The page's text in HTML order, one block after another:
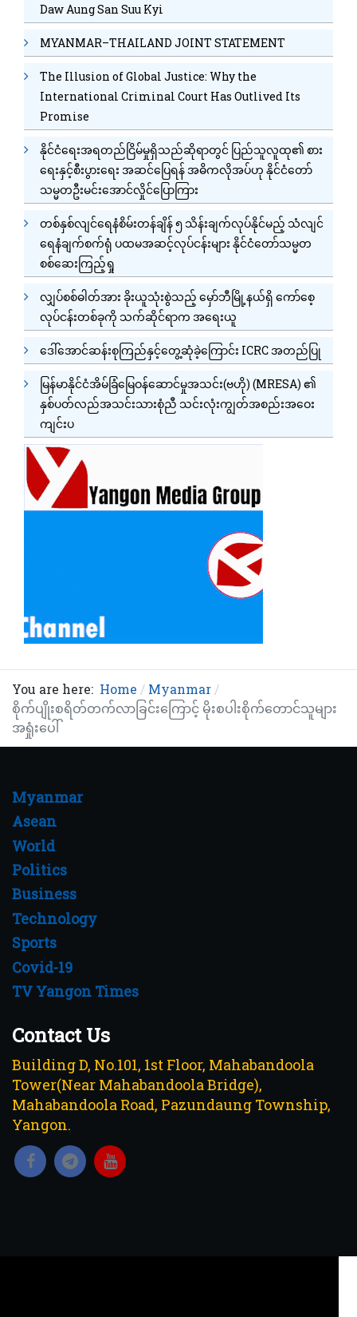
Daw Aung San Suu Kyi
MYANMAR–THAILAND JOINT STATEMENT
The Illusion of Global Justice: Why the
International Criminal Court Has Outlived Its
Promise
နိုင်ငံရေးအရတည်ငြိမ်မှုရှိသည်ဆိုရာတွင် ပြည်သူလူထု၏ စား
ရေးနှင့်စီးပွားရေး အဆင်ပြေရန် အဓိကလိုအပ်ဟု နိုင်ငံတော်
သမ္မတဦးမင်းအောင်လှိုင်ပြောကြား
တစ်နှစ်လျင်ရေနံစိမ်းတန်ချိန် ၅ သိန်းချက်လုပ်နိုင်မည့် သံလျင်
ရေနံချက်စက်ရုံ ပထမအဆင့်လုပ်ငန်းများ နိုင်ငံတော်သမ္မတ
စစ်ဆေးကြည့်ရှု
လျှပ်စစ်ဓါတ်အား ခိုးယူသုံးစွဲသည့် မှော်ဘီမြို့နယ်ရှိ ကော်စေ့
လုပ်ငန်းတစ်ခုကို သက်ဆိုင်ရာက အရေးယူ
ဒေါ်အောင်ဆန်းစုကြည်နှင့်တွေ့ဆုံခဲ့ကြောင်း ICRC အတည်ပြု
မြန်မာနိုင်ငံအိမ်ခြံမြေဝန်ဆောင်မှုအသင်း(ဗဟို) (MRESA) ၏
နှစ်ပတ်လည်အသင်းသားစုံညီ သင်းလုံးကျွတ်အစည်းအဝေး
ကျင်းပ
You are here: Home
Myanmar
စိုက်ပျိုးစရိတ်တက်လာခြင်းကြောင့် မိုးစပါးစိုက်တောင်သူများ
အရှုံးပေါ်
Myanmar
Asean
World
Politics
Business
Technology
Sports
Covid-19
TV Yangon Times
Contact Us
Building D, No.101, 1st Floor, Mahabandoola
Tower(Near Mahabandoola Bridge),
Mahabandoola Road, Pazundaung Township,
Yangon.